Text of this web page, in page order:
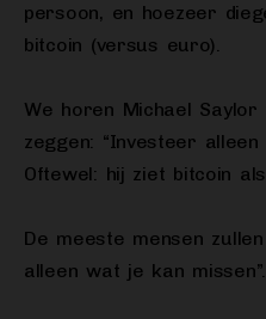
persoon, en hoezeer
bitcoin (versus euro).
We horen Michael
zeggen: “Investeer
Oftewel: hij ziet bitcoin
De meeste mensen
alleen wat je kan missen”.